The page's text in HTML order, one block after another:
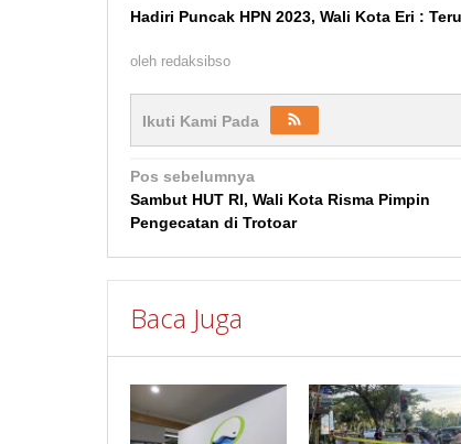
Hadiri Puncak HPN 2023, Wali Kota Eri :
oleh redaksibso
Ikuti Kami Pada
Navigasi
pos
Pos sebelumnya
Sambut HUT RI, Wali Kota Risma Pimpin
Pengecatan di Trotoar
Baca Juga